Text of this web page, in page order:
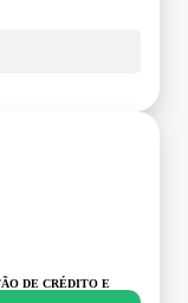
DE CRÉDITO E